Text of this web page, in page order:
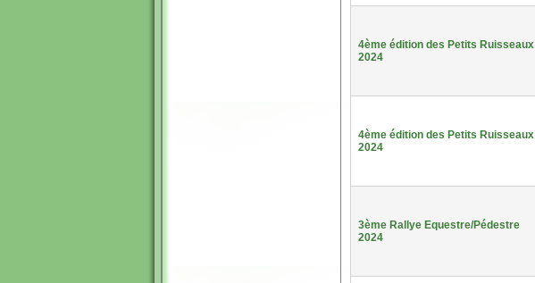
4ème édition des Petits Ruisseaux
2024
4ème édition des Petits Ruisseaux
2024
3ème Rallye Equestre/Pédestre
2024